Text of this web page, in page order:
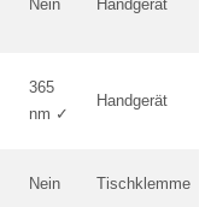
Nein Handgerät
365
nm ✓
Handgerät
Nein Tischklemme